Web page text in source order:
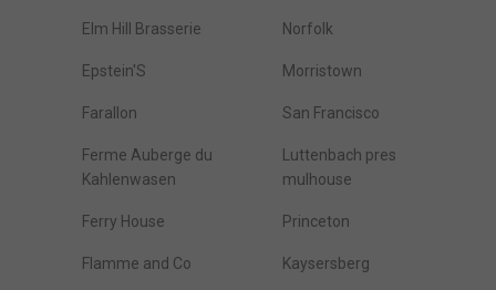
Elm Hill Brasserie Norfolk
Epstein'S Morristown
Farallon San Francisco
Ferme Auberge du
Kahlenwasen
Luttenbach pres
mulhouse
Ferry House Princeton
Flamme and Co Kaysersberg